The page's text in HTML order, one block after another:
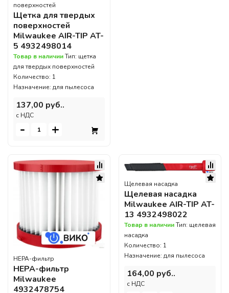
поверхностей
Щетка для твердых
поверхностей
Milwaukee AIR-TIP AT-
5 4932498014
Товар в наличииТип: щетка
для твердых поверхностей
Количество: 1
Назначение: для пылесоса
137,00 руб..
c НДС
- +
HEPA-фильтр
HEPA-фильтр
Milwaukee
4932478754
Щелевая насадка
Щелевая насадка
Milwaukee AIR-TIP AT-
13 4932498022
Товар в наличииТип: щелевая
насадка
Количество: 1
Назначение: для пылесоса
164,00 руб..
c НДС